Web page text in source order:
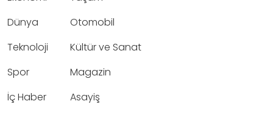
Dünya
Teknoloji
Spor
İç Haber
Otomobil
Kültür ve Sanat
Magazin
Asayiş